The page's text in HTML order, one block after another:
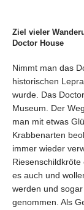
Ziel vieler
Doctor House
Nimmt man das
historischen
wurde. Das
Museum. Der
man mit etwas
Krabbenarten
immer wieder
es auch und
werden und
genommen. Als